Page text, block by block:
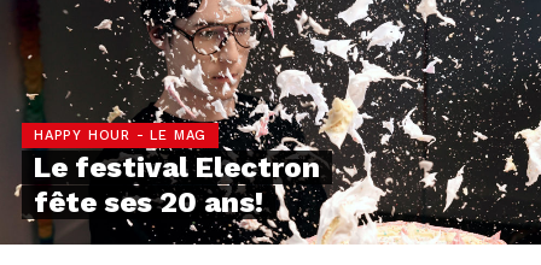
HAPPY HOUR - LE MAG
Le festival Electron
fête ses 20 ans!